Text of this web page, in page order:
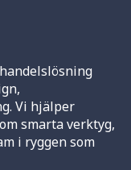
Vi hjälper
smarta verktyg,
i ryggen som